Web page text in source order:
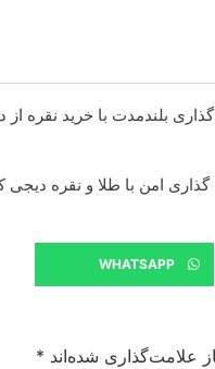
بلندمدت با خرید نقره از
امن با طلا و نقره دیجی
WHATSAPP
علامت‌گذاری شده‌اند *